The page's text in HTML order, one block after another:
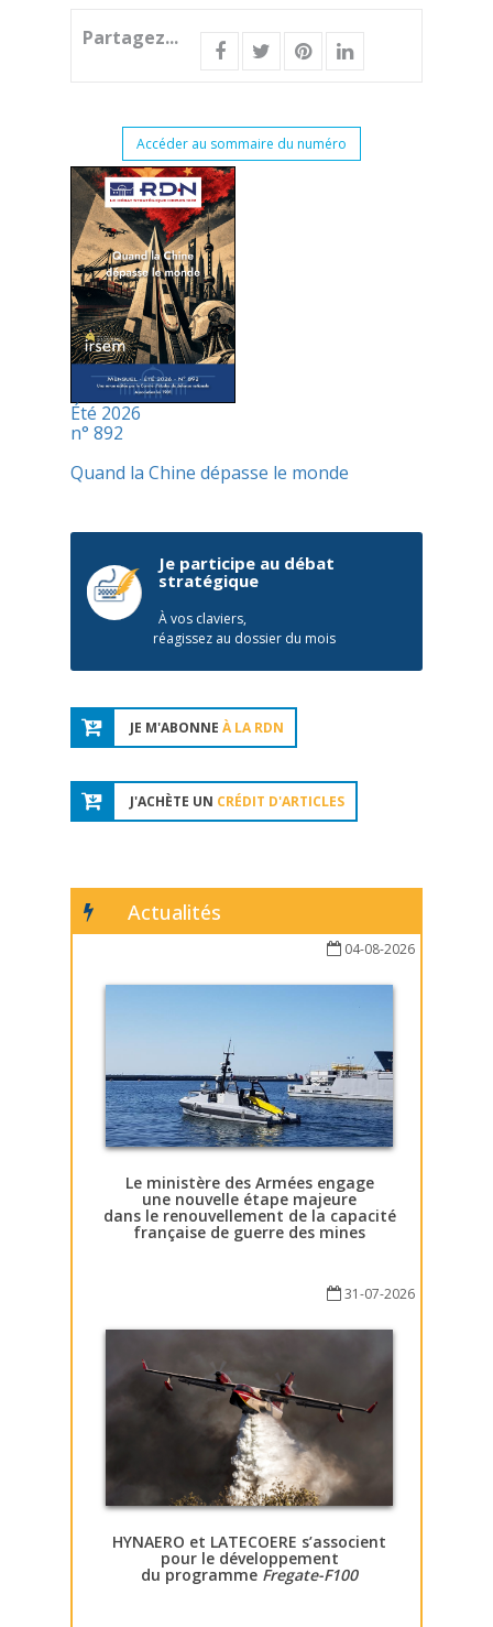
Partagez...
Accéder au sommaire du numéro
Été 2026
n° 892
Quand la Chine dépasse le monde
Je participe au débat
stratégique
À vos claviers,
réagissez au dossier du mois
JE M'ABONNE À LA RDN
J'ACHÈTE UN CRÉDIT D'ARTICLES
Actualités
04-08-2026
Le ministère des Armées engage
une nouvelle étape majeure
dans le renouvellement de la capacité
française de guerre des mines
31-07-2026
HYNAERO et LATECOERE s’associent
pour le développement
du programme Fregate-F100